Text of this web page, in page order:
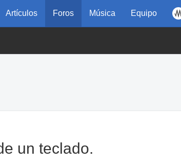
Artículos Foros Música Equipo
un teclado.